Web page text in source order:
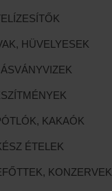
HÜVELYESEK
KAKAÓK
ÉTELEK
KONZERVEK